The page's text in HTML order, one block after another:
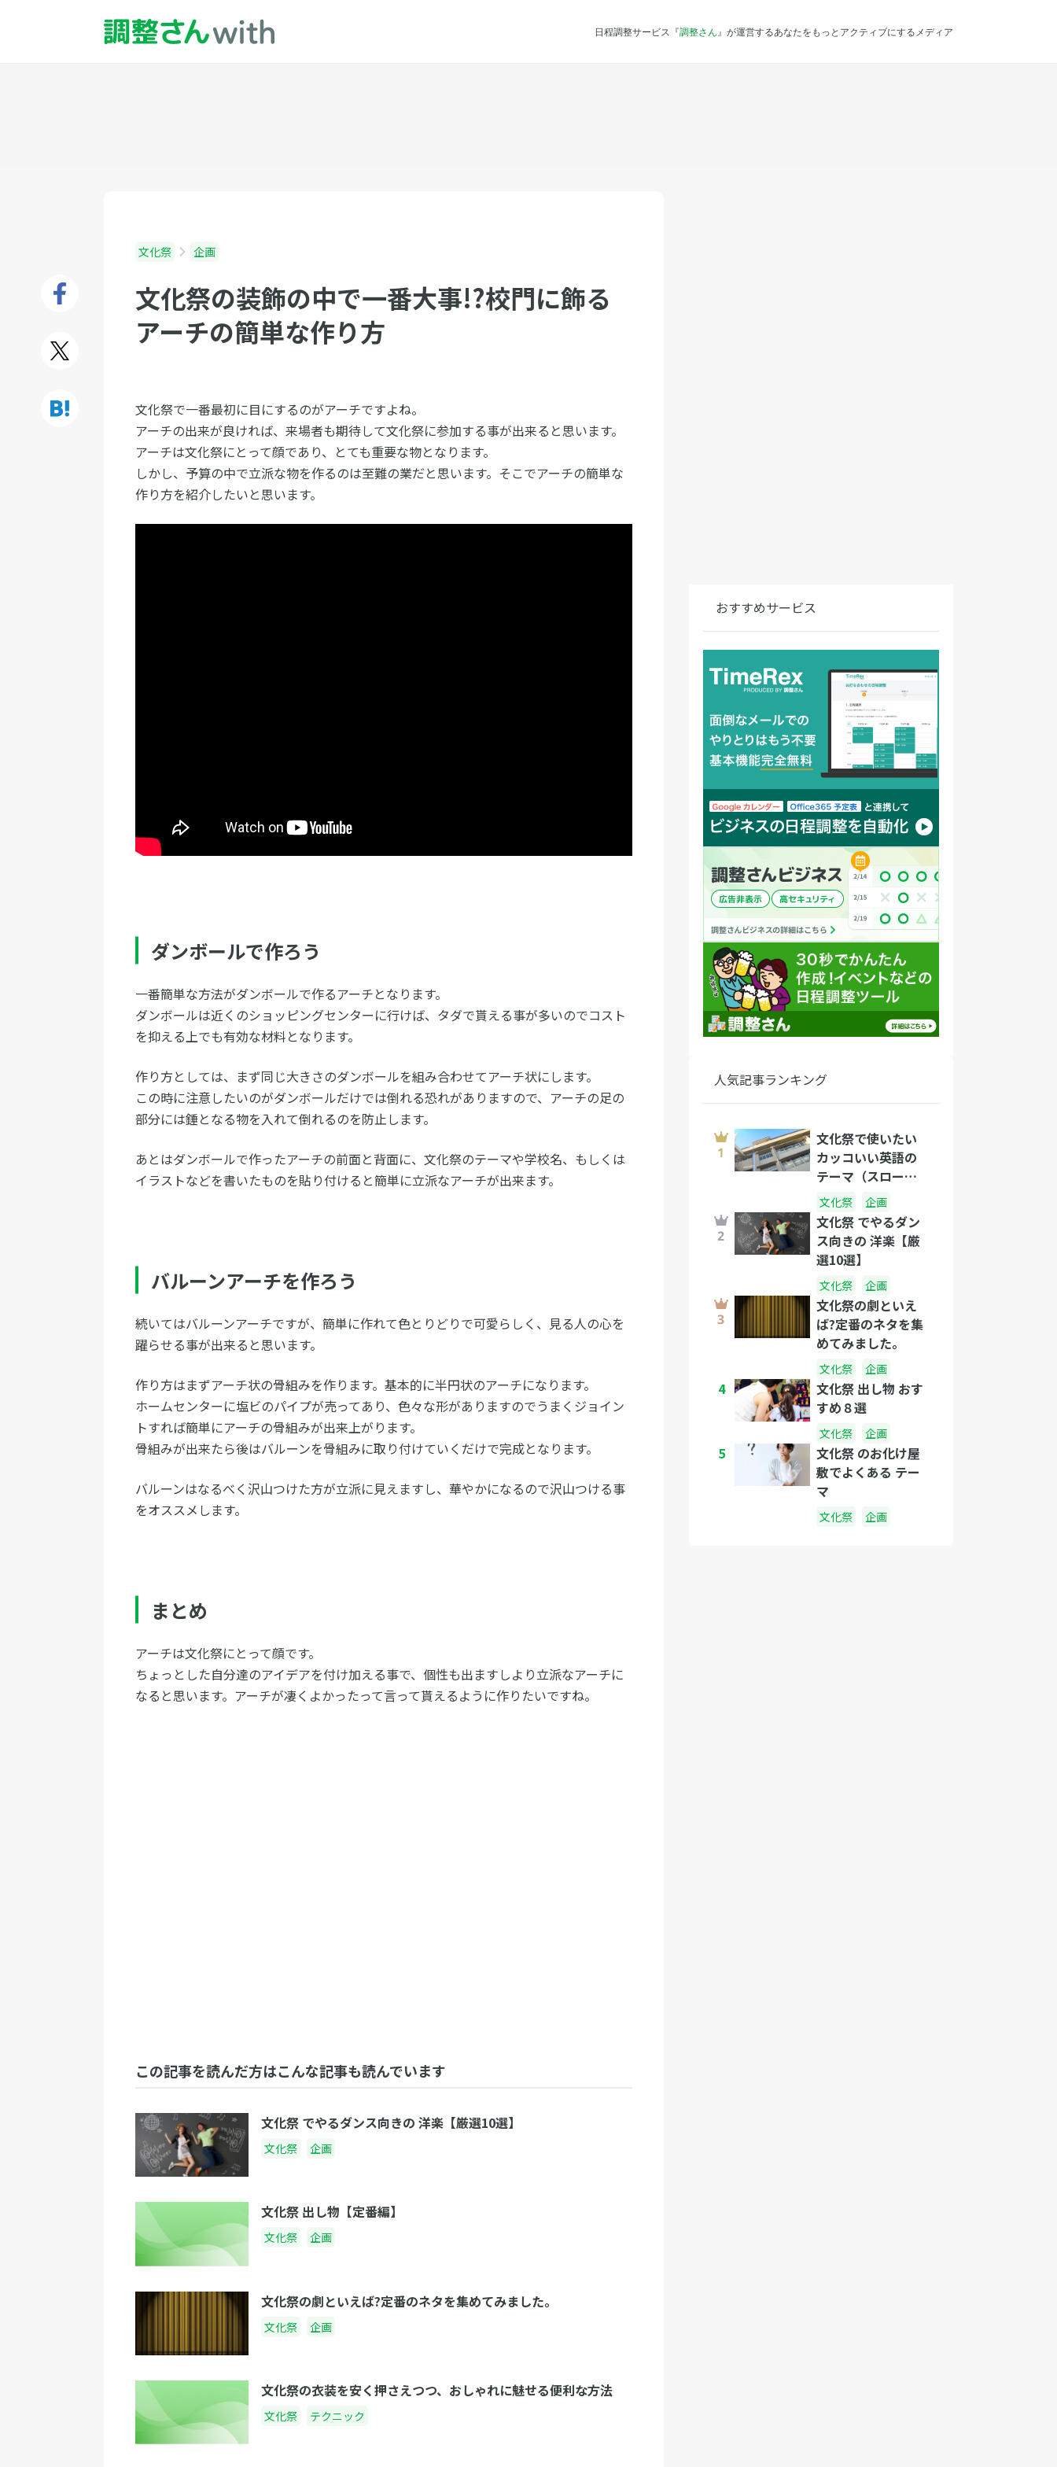
日程調整サービス『調整さん 』が運営するあなたをもっとアクティブにするメディア
文化祭 企画
文化祭の装飾の中で一番大事!?校門に飾る
アーチの簡単な作り方
文化祭で一番最初に目にするのがアーチですよね。
アーチの出来が良ければ、来場者も期待して文化祭に参加する事が出来ると思います。
アーチは文化祭にとって顔であり、とても重要な物となります。
しかし、予算の中で立派な物を作るのは至難の業だと思います。そこでアーチの簡単な
作り方を紹介したいと思います。
ダンボールで作ろう
一番簡単な方法がダンボールで作るアーチとなります。
ダンボールは近くのショッピングセンターに行けば、タダで貰える事が多いのでコスト
を抑える上でも有効な材料となります。
作り方としては、まず同じ大きさのダンボールを組み合わせてアーチ状にします。
この時に注意したいのがダンボールだけでは倒れる恐れがありますので、アーチの足の
部分には錘となる物を入れて倒れるのを防止します。
あとはダンボールで作ったアーチの前面と背面に、文化祭のテーマや学校名、もしくは
イラストなどを書いたものを貼り付けると簡単に立派なアーチが出来ます。
バルーンアーチを作ろう
続いてはバルーンアーチですが、簡単に作れて色とりどりで可愛らしく、見る人の心を
躍らせる事が出来ると思います。
作り方はまずアーチ状の骨組みを作ります。基本的に半円状のアーチになります。
ホームセンターに塩ビのパイプが売ってあり、色々な形がありますのでうまくジョイン
トすれば簡単にアーチの骨組みが出来上がります。
骨組みが出来たら後はバルーンを骨組みに取り付けていくだけで完成となります。
バルーンはなるべく沢山つけた方が立派に見えますし、華やかになるので沢山つける事
をオススメします。
まとめ
アーチは文化祭にとって顔です。
ちょっとした自分達のアイデアを付け加える事で、個性も出ますしより立派なアーチに
なると思います。アーチが凄くよかったって言って貰えるように作りたいですね。
この記事を読んだ方はこんな記事も読んでいます
文化祭 でやるダンス向きの 洋楽【厳選10選】
文化祭 企画
文化祭 出し物【定番編】
文化祭 企画
文化祭の劇といえば?定番のネタを集めてみました。
文化祭 企画
文化祭の衣装を安く押さえつつ、おしゃれに魅せる便利な方法
文化祭 テクニック
おすすめサービス
人気記事ランキング
文化祭で使いたい
カッコいい英語の
テーマ（スローガ
ン）
文化祭 企画
文化祭 でやるダン
ス向きの 洋楽【厳
選10選】
文化祭 企画
文化祭の劇といえ
ば?定番のネタを集
めてみました。
文化祭 企画
4
文化祭 出し物 おす
すめ８選
文化祭 企画
5
文化祭 のお化け屋
敷でよくある テー
マ
文化祭 企画